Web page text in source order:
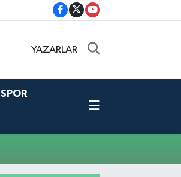
YAZARLAR
SPOR